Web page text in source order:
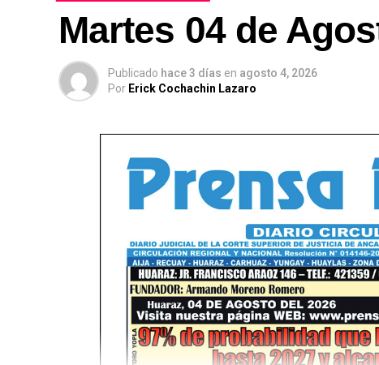
Martes 04 de
Publicado hace 3 días en agosto 4, 2026
Por Erick Cochachin Lazaro